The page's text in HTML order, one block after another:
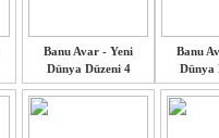
Banu Avar - Yeni
Dünya Düzeni 4
Banu
Dünya